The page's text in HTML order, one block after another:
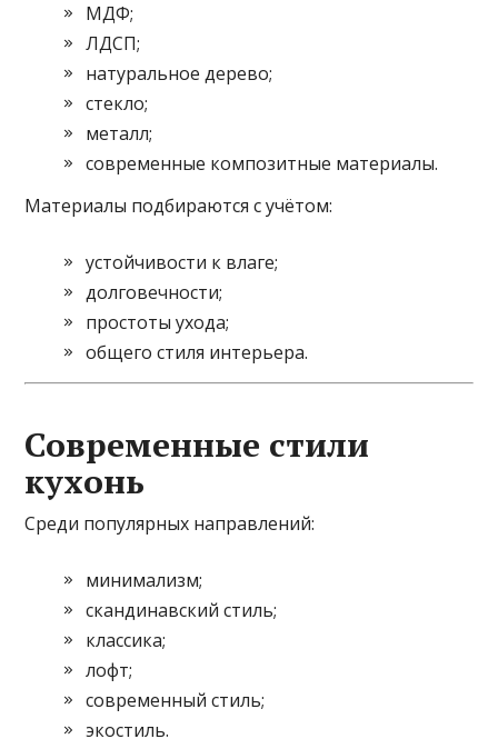
МДФ;
ЛДСП;
натуральное дерево;
стекло;
металл;
современные композитные материалы.
Материалы подбираются с учётом:
устойчивости к влаге;
долговечности;
простоты ухода;
общего стиля интерьера.
Современные стили
кухонь
Среди популярных направлений:
минимализм;
скандинавский стиль;
классика;
лофт;
современный стиль;
экостиль.